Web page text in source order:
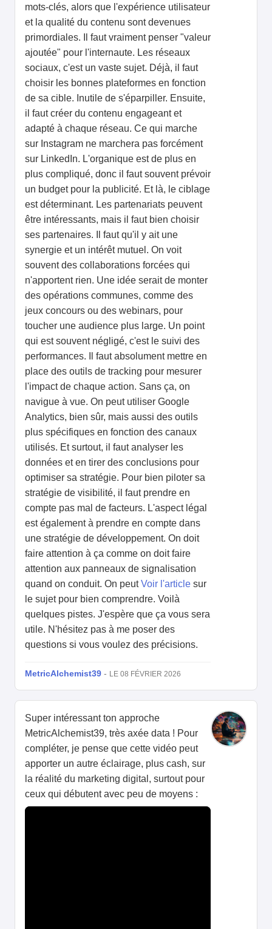
mots-clés, alors que l'expérience utilisateur
et la qualité du contenu sont devenues
primordiales. Il faut vraiment penser "valeur
ajoutée" pour l'internaute. Les réseaux
sociaux, c'est un vaste sujet. Déjà, il faut
choisir les bonnes plateformes en fonction
de sa cible. Inutile de s'éparpiller. Ensuite,
il faut créer du contenu engageant et
adapté à chaque réseau. Ce qui marche
sur Instagram ne marchera pas forcément
sur LinkedIn. L'organique est de plus en
plus compliqué, donc il faut souvent prévoir
un budget pour la publicité. Et là, le ciblage
est déterminant. Les partenariats peuvent
être intéressants, mais il faut bien choisir
ses partenaires. Il faut qu'il y ait une
synergie et un intérêt mutuel. On voit
souvent des collaborations forcées qui
n'apportent rien. Une idée serait de monter
des opérations communes, comme des
jeux concours ou des webinars, pour
toucher une audience plus large. Un point
qui est souvent négligé, c'est le suivi des
performances. Il faut absolument mettre en
place des outils de tracking pour mesurer
l'impact de chaque action. Sans ça, on
navigue à vue. On peut utiliser Google
Analytics, bien sûr, mais aussi des outils
plus spécifiques en fonction des canaux
utilisés. Et surtout, il faut analyser les
données et en tirer des conclusions pour
optimiser sa stratégie. Pour bien piloter sa
stratégie de visibilité, il faut prendre en
compte pas mal de facteurs. L'aspect légal
est également à prendre en compte dans
une stratégie de développement. On doit
faire attention à ça comme on doit faire
attention aux panneaux de signalisation
quand on conduit. On peutVoir l'article sur
le sujet pour bien comprendre. Voilà
quelques pistes. J'espère que ça vous sera
utile. N'hésitez pas à me poser des
questions si vous voulez des précisions.
MetricAlchemist39 - LE 08 FÉVRIER 2026
Super intéressant ton approche
MetricAlchemist39, très axée data ! Pour
compléter, je pense que cette vidéo peut
apporter un autre éclairage, plus cash, sur
la réalité du marketing digital, surtout pour
ceux qui débutent avec peu de moyens :